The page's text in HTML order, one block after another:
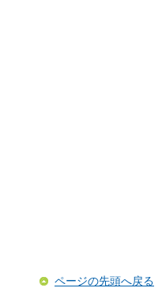
ページの先頭へ戻る